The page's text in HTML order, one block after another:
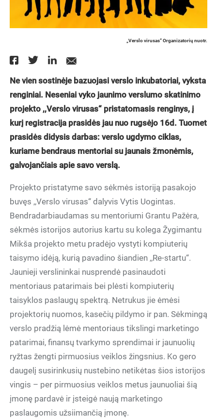
„Verslo virusas“ Organizatorių nuotr.
Ne vien sostinėje bazuojasi verslo inkubatoriai, vyksta
renginiai. Neseniai vyko jaunimo verslumo skatinimo
projekto ,,Verslo virusas“ pristatomasis renginys, į
kurį registracija prasidės jau nuo rugsėjo 16d. Tuomet
prasidės didysis darbas: verslo ugdymo ciklas,
kuriame bendraus mentoriai su jaunais žmonėmis,
galvojančiais apie savo verslą.
Projekto pristatyme savo sėkmės istoriją pasakojo
buvęs ,,Verslo virusas“ dalyvis Vytis Uogintas.
Bendradarbiaudamas su mentoriumi Grantu Pažėra,
sėkmės istorijos autorius kartu su kolega Žygimantu
Mikša projekto metu pradėjo vystyti kompiuterių
taisymo idėją, kurią pavadino šiandien ,,Re-startu“.
Jaunieji verslininkai nusprendė pasinaudoti
mentoriaus patarimais bei plėsti kompiuterių
taisyklos paslaugų spektrą. Netrukus jie ėmėsi
projektorių nuomos, kasečių pildymo ir pan. Sėkmingą
verslo pradžią lėmė mentoriaus tikslingi marketingo
patarimai, finansų tvarkymo sprendimai ir jaunuolių
ryžtas žengti pirmuosius veiklos žingsnius. Ko gero
daugelį susirinkusių nustebino netikėtas šios istorijos
vingis – per pirmuosius veiklos metus jaunuoliai šią
įmonę pardavė ir įsteigė naują marketingo
paslaugomis užsiimančią įmonę.